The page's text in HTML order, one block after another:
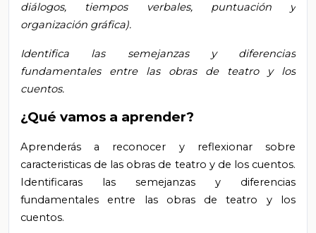
diálogos, tiempos verbales, puntuación y
organización gráfica).
Identifica las semejanzas y diferencias
fundamentales entre las obras de teatro y los
cuentos.
¿Qué vamos a aprender?
Aprenderás a reconocer y reflexionar sobre
caracteristicas de las obras de teatro y de los cuentos.
Identificaras las semejanzas y diferencias
fundamentales entre las obras de teatro y los
cuentos.